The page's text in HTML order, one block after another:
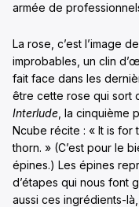
armée de
La rose, c’est l’image
improbables, un clin
fait face dans les
être cette rose qui sort
Interlude , la cinquième
Ncube récite : « It is for
thorn. » (C’est pour le
épines.) Les épines
d’étapes qui nous font
aussi ces ingrédients-